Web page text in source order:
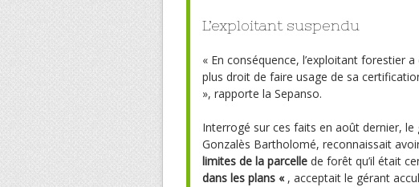
L’exploitant suspendu
« En conséquence, l’exploitant forestier a
plus droit de faire usage de sa
», rapporte la Sepanso.
Interrogé sur ces faits en août dernier, le
Gonzalès Bartholomé, reconnaissait
limites de la parcelle de forêt qu’il était
dans les plans « , acceptait le gérant